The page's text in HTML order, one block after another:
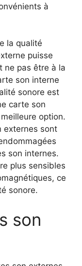
à
la qualité
puisse
ne pas être à la
son interne
sonore est
carte son
option.
externes sont
son internes.
plus sensibles
ce
sonore.
son